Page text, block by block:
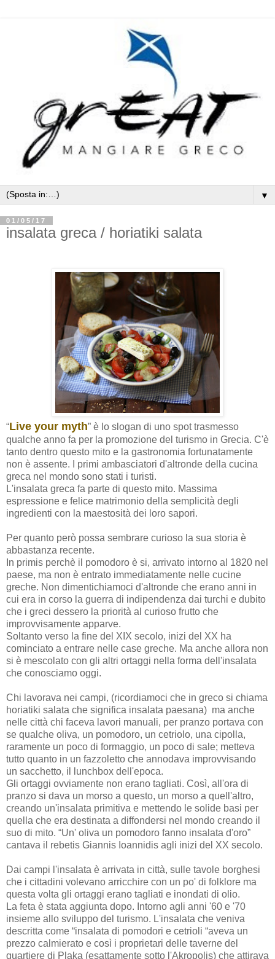
▼
01/05/17
insalata greca / horiatiki salata
“Live your myth” è lo slogan di uno spot trasmesso
qualche anno fa per la promozione del turismo in Grecia. C'è
tanto dentro questo mito e la gastronomia fortunatamente
non è assente. I primi ambasciatori d'altronde della cucina
greca nel mondo sono stati i turisti.
L'insalata greca fa parte di questo mito. Massima
espressione e felice matrimonio della semplicità degli
ingredienti con la maestosità dei loro sapori.
Per quanto però possa sembrare curioso la sua storia è
abbastanza recente.
In primis perchè il pomodoro è si, arrivato intorno al 1820 nel
paese, ma non è entrato immediatamente nelle cucine
greche. Non dimentichiamoci d'altronde che erano anni in
cui era in corso la guerra di indipendenza dai turchi e dubito
che i greci dessero la priorità al curioso frutto che
improvvisamente apparve.
Soltanto verso la fine del XIX secolo, inizi del XX ha
cominciato a entrare nelle case greche. Ma anche allora non
si è mescolato con gli altri ortaggi nella forma dell'insalata
che conosciamo oggi.
Chi lavorava nei campi, (ricordiamoci che in greco si chiama
horiatiki salata che significa insalata paesana) ma anche
nelle città chi faceva lavori manuali, per pranzo portava con
se qualche oliva, un pomodoro, un cetriolo, una cipolla,
raramente un poco di formaggio, un poco di sale; metteva
tutto quanto in un fazzoletto che annodava improvvisando
un sacchetto, il lunchbox dell'epoca.
Gli ortaggi ovviamente non erano tagliati. Così, all'ora di
pranzo si dava un morso a questo, un morso a quell'altro,
creando un'insalata primitiva e mettendo le solide basi per
quella che era destinata a diffondersi nel mondo creando il
suo di mito. “Un' oliva un pomodoro fanno insalata d'oro”
cantava il rebetis Giannis Ioannidis agli inizi del XX secolo.
Dai campi l'insalata è arrivata in città, sulle tavole borghesi
che i cittadini volevano arricchire con un po' di folklore ma
questa volta gli ortaggi erano tagliati e inondati di olio.
La feta è stata aggiunta dopo. Intorno agli anni '60 e '70
insieme allo sviluppo del turismo. L'insalata che veniva
descritta come “insalata di pomodori e cetrioli “aveva un
prezzo calmierato e così i proprietari delle taverne del
quartiere di Plaka (esattamente sotto l'Akropolis) che attirava